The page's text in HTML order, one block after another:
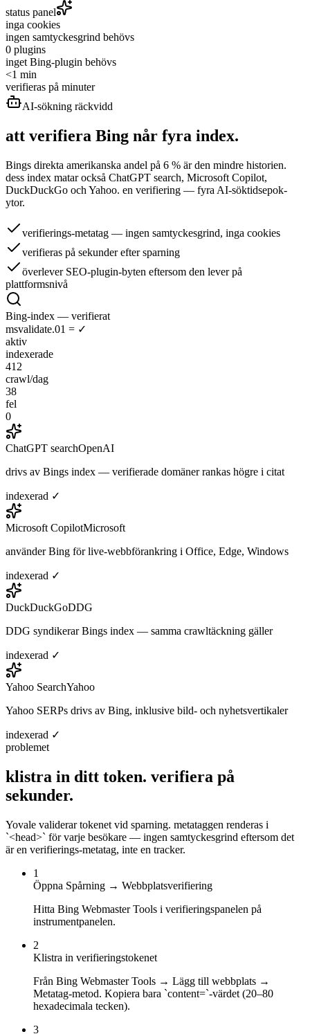
status panel
inga cookies
ingen samtyckesgrind behövs
0 plugins
inget Bing-plugin behövs
<1 min
verifieras på minuter
AI-sökning räckvidd
att verifiera Bing når fyra index.
Bings direkta amerikanska andel på 6 % är den mindre historien.
dess index matar också ChatGPT search, Microsoft Copilot,
DuckDuckGo och Yahoo. en verifiering — fyra AI-söktidsepok-
ytor.
verifierings-metatag — ingen samtyckesgrind, inga cookies
verifieras på sekunder efter sparning
överlever SEO-plugin-byten eftersom den lever på
plattformsnivå
Bing-index — verifierat
msvalidate.01 = ✓
aktiv
indexerade
412
crawl/dag
38
fel
0
ChatGPT searchOpenAI
drivs av Bings index — verifierade domäner rankas högre i citat
indexerad ✓
Microsoft CopilotMicrosoft
använder Bing för live-webbförankring i Office, Edge, Windows
indexerad ✓
DuckDuckGoDDG
DDG syndikerar Bings index — samma crawltäckning gäller
indexerad ✓
Yahoo SearchYahoo
Yahoo SERPs drivs av Bing, inklusive bild- och nyhetsvertikaler
indexerad ✓
problemet
klistra in ditt token. verifiera på
sekunder.
Yovale validerar tokenet vid sparning. metataggen renderas i
`<head>` för varje besökare — ingen samtyckesgrind eftersom det
är en verifierings-metatag, inte en tracker.
1
Öppna Spårning → Webbplatsverifiering
Hitta Bing Webmaster Tools i verifieringspanelen på
instrumentpanelen.
2
Klistra in verifieringstokenet
Från Bing Webmaster Tools → Lägg till webbplats →
Metatag-metod. Kopiera bara `content=`-värdet (20–80
hexadecimala tecken).
3